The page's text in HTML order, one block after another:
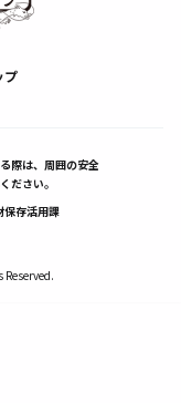
プ
際は、周囲の安全
ださい。
存活用課